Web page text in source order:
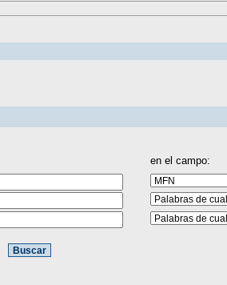
en el campo: